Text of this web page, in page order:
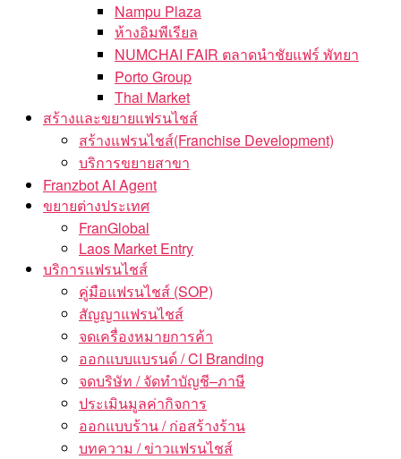
Nampu Plaza
ห้างอิมพีเรียล
NUMCHAI FAIR ตลาดนำชัยแฟร์ พัทยา
Porto Group
Thai Market
สร้างและขยายแฟรนไชส์
สร้างแฟรนไชส์(Franchise Development)
บริการขยายสาขา
Franzbot AI Agent
ขยายต่างประเทศ
FranGlobal
Laos Market Entry
บริการแฟรนไชส์
คู่มือแฟรนไชส์ (SOP)
สัญญาแฟรนไชส์
จดเครื่องหมายการค้า
ออกแบบแบรนด์ / CI Branding
จดบริษัท / จัดทำบัญชี–ภาษี
ประเมินมูลค่ากิจการ
ออกแบบร้าน / ก่อสร้างร้าน
บทความ / ข่าวแฟรนไชส์